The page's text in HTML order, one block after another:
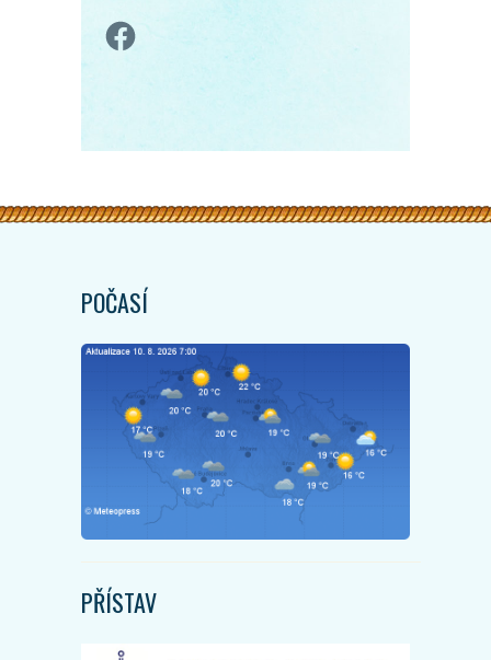
Facebook
POČASÍ
PŘÍSTAV